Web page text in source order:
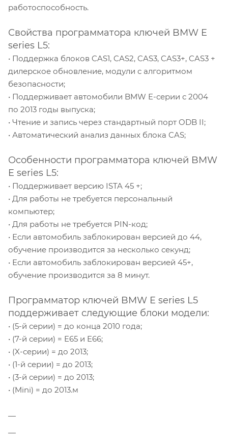
работоспособность.
Свойства программатора ключей BMW E
series L5:
• Поддержка блоков CAS1, CAS2, CAS3, CAS3+, CAS3 +
дилерское обновление, модули с алгоритмом
безопасности;
• Поддерживает автомобили BMW E-серии с 2004
по 2013 годы выпуска;
• Чтение и запись через стандартный порт ODB II;
• Автоматический анализ данных блока CAS;
Особенности программатора ключей BMW
E series L5:
• Поддерживает версию ISTA 45 +;
• Для работы не требуется персональный
компьютер;
• Для работы не требуется PIN-код;
• Если автомобиль заблокирован версией до 44,
обучение производится за несколько секунд;
• Если автомобиль заблокирован версией 45+,
обучение производится за 8 минут.
Программатор ключей BMW E series L5
поддерживает следующие блоки модели:
• (5-й серии) = до конца 2010 года;
• (7-й серии) = E65 и E66;
• (X-серии) = до 2013;
• (1-й серии) = до 2013;
• (3-й серии) = до 2013;
• (Mini) = до 2013.м